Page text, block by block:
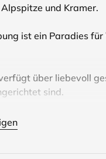
und Kramer.
ist ein Paradies
über liebevoll
sind.
Nähe befindet